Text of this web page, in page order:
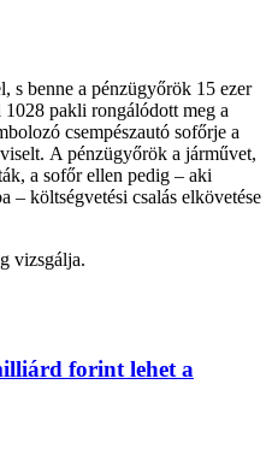
s benne a pénzügyőrök 15 ezer
pakli rongálódott meg a
csempészautó sofőrje a
viselt. A pénzügyőrök a járművet,
a sofőr ellen pedig – aki
– költségvetési csalás elkövetése
vizsgálja.
forint lehet a